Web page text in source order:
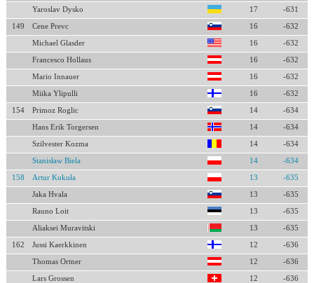
Yaroslav Dysko 17 -631
149 Cene Prevc 16 -632
Michael Glasder 16 -632
Francesco Hollaus 16 -632
Mario Innauer 16 -632
Miika Ylipulli 16 -632
154 Primoz Roglic 14 -634
Hans Erik Torgersen 14 -634
Szilvester Kozma 14 -634
Stanisław Biela 14 -634
158 Artur Kukuła 13 -635
Jaka Hvala 13 -635
Rauno Loit 13 -635
Aliaksei Muravitski 13 -635
162 Jussi Kaerkkinen 12 -636
Thomas Ortner 12 -636
Lars Grossen 12 -636